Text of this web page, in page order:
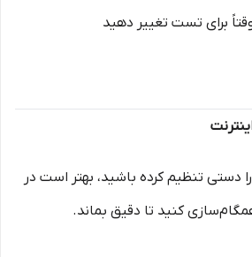
برای تست تغییر دهید
دستی تنظیم کرده باشید، بهتر است در
کنید تا دقیق بماند.